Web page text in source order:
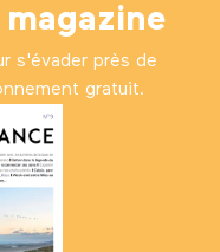
s'évader près de
gratuit.